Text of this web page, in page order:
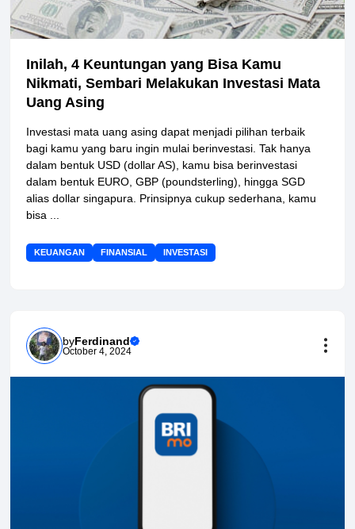
Inilah, 4 Keuntungan yang Bisa Kamu
Nikmati, Sembari Melakukan Investasi Mata
Uang Asing
Investasi mata uang asing dapat menjadi pilihan terbaik
bagi kamu yang baru ingin mulai berinvestasi. Tak hanya
dalam bentuk USD (dollar AS), kamu bisa berinvestasi
dalam bentuk EURO, GBP (poundsterling), hingga SGD
alias dollar singapura. Prinsipnya cukup sederhana, kamu
bisa ...
KEUANGAN FINANSIAL INVESTASI
byFerdinand
October 4, 2024